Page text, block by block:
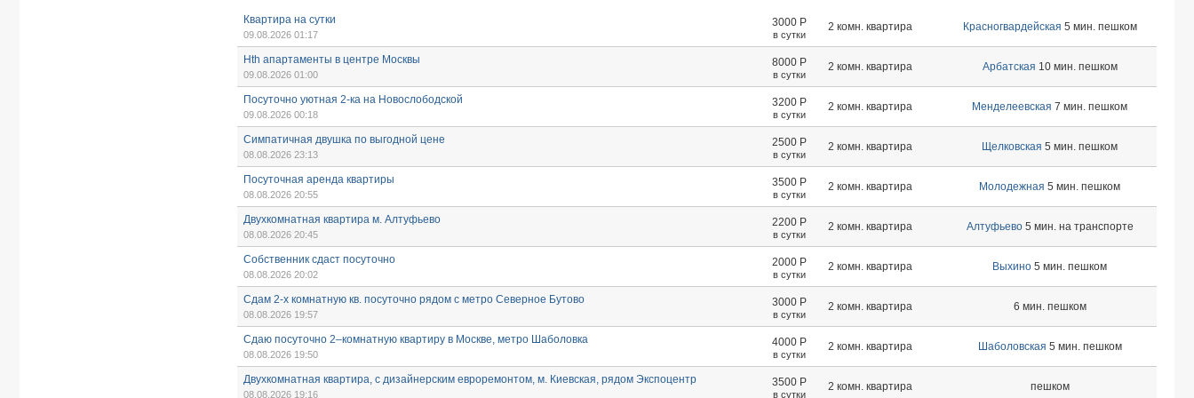
Квартира на сутки
09.08.2026 01:17
3000 Р
в сутки
2 комн. квартира Красногвардейская 5 мин. пешком
Hth апартаменты в центре Москвы
09.08.2026 01:00
8000 Р
в сутки
2 комн. квартира Арбатская 10 мин. пешком
Посуточно уютная 2-ка на Новослободской
09.08.2026 00:18
3200 Р
в сутки
2 комн. квартира Менделеевская 7 мин. пешком
Симпатичная двушка по выгодной цене
08.08.2026 23:13
2500 Р
в сутки
2 комн. квартира Щелковская 5 мин. пешком
Посуточная аренда квартиры
08.08.2026 20:55
3500 Р
в сутки
2 комн. квартира Молодежная 5 мин. пешком
Двухкомнатная квартира м. Алтуфьево
08.08.2026 20:45
2200 Р
в сутки
2 комн. квартира Алтуфьево5 мин. на транспорте
Собственник сдаст посуточно
08.08.2026 20:02
2000 Р
в сутки
2 комн. квартира Выхино 5 мин. пешком
Сдам 2-х комнатную кв. посуточно рядом с метро Северное Бутово
08.08.2026 19:57
3000 Р
в сутки
2 комн. квартира 6 мин. пешком
Сдаю посуточно 2–комнатную квартиру в Москве, метро Шаболовка
08.08.2026 19:50
4000 Р
в сутки
2 комн. квартира Шаболовская 5 мин. пешком
Двухкомнатная квартира, с дизайнерским евроремонтом, м. Киевская, рядом Экспоцентр
08.08.2026 19:16
3500 Р
в сутки
2 комн. квартира пешком